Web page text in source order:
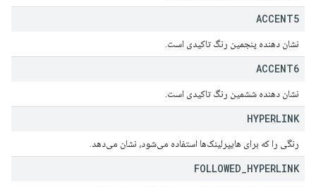
ACCENT5
نشان دهنده پنجمین رنگ تاکیدی است.
ACCENT6
نشان دهنده ششمین رنگ تاکیدی است.
HYPERLINK
رنگی را که برای هایپرلینک‌ها استفاده می‌شود، نشان می‌دهد.
FOLLOWED HYPERLINK